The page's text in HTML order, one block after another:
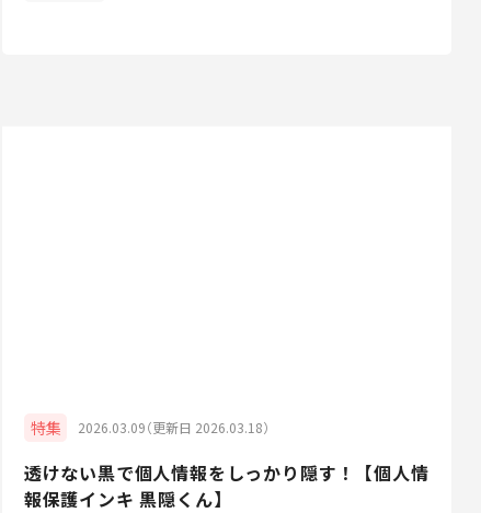
特集 2026.03.09（更新日 2026.03.18）
透けない黒で個人情報をしっかり隠す！【個人情
報保護インキ 黒隠くん】